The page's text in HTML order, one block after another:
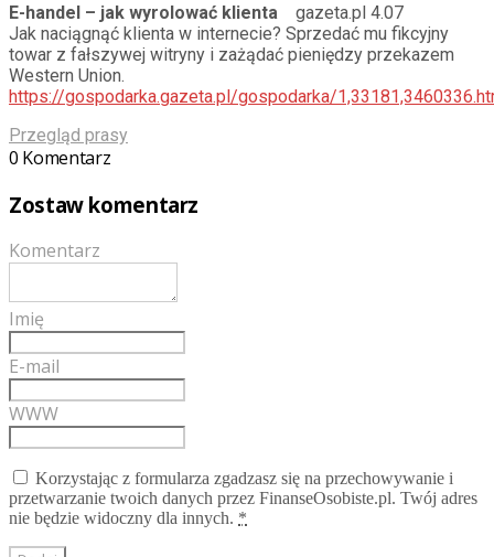
E-handel – jak wyrolować klienta gazeta.pl 4.07
Jak naciągnąć klienta w internecie? Sprzedać mu fikcyjny
towar z fałszywej witryny i zażądać pieniędzy przekazem
Western Union.
https://gospodarka.gazeta.pl/gospodarka/
Przegląd prasy
0 Komentarz
Zostaw komentarz
Komentarz
Imię
E-mail
WWW
Korzystając z formularza zgadzasz się na przechowywanie i
przetwarzanie twoich danych przez FinanseOsobiste.pl. Twój adres
nie będzie widoczny dla innych. *